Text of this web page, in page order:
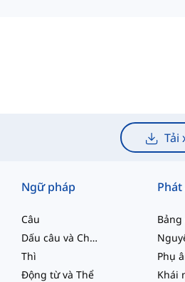
Tải
Ngữ pháp
Câu
Dấu câu và Chính tả
Thì
Động từ và Thể
Phát
Phụ